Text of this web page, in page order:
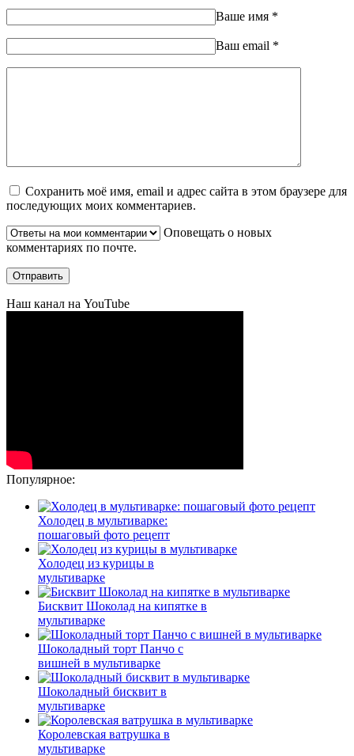
Ваше имя *
Ваш еmail *
Сохранить моё имя, email и адрес сайта в этом браузере для
последующих моих комментариев.
Оповещать о новых
комментариях по почте.
Наш канал на YouTube
Популярное:
Холодец в мультиварке:
пошаговый фото рецепт
Холодец из курицы в
мультиварке
Бисквит Шоколад на кипятке в
мультиварке
Шоколадный торт Панчо с
вишней в мультиварке
Шоколадный бисквит в
мультиварке
Королевская ватрушка в
мультиварке